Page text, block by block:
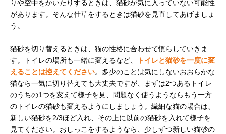
りや空中をかいたりするときは、猫砂が気に入っていない可能性
があります。そんな仕草をするときは猫砂を見直してあげましょ
う。
猫砂を切り替えるときは、猫の性格に合わせて慣らしていきま
す。トイレの場所も一緒に変えるなど、
トイレと猫砂を一度に変
えることは控えてください。多少のことは気にしないおおらかな
猫なら一気に切り替えても大丈夫ですが、まずは2つあるトイレ
のうちの1つを変えて様子を見、問題なく使うようならもう一方
のトイレの猫砂も変えるようにしましょう。繊細な猫の場合は、
新しい猫砂を2/3ほど入れ、その上に以前の猫砂を入れて様子を
見てください。おしっこをするようなら、少しずつ新しい猫砂の